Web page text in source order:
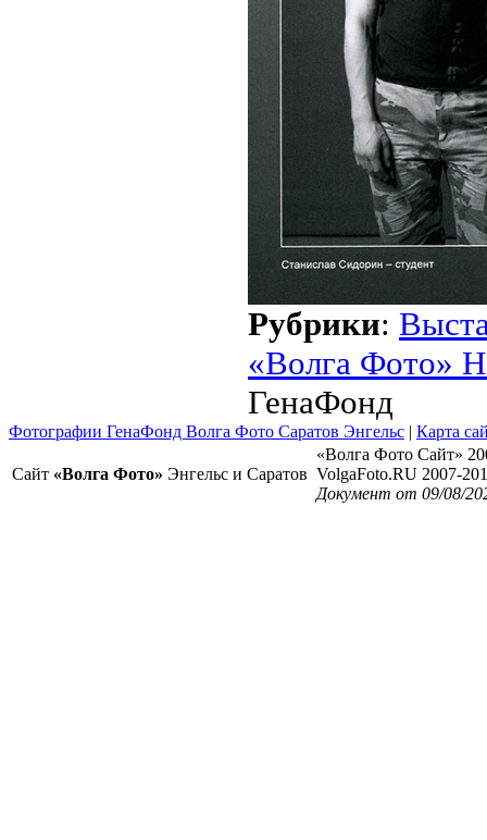
Рубрики:
«Волга Фото»
ГенаФонд
Фотографии ГенаФонд Волга Фото Саратов Энгельс | Карта
Сайт «Волга Фото» Энгельс и Саратов
«Волга Фото Сайт»
VolgaFoto.RU 2007-
Документ от 09/08/